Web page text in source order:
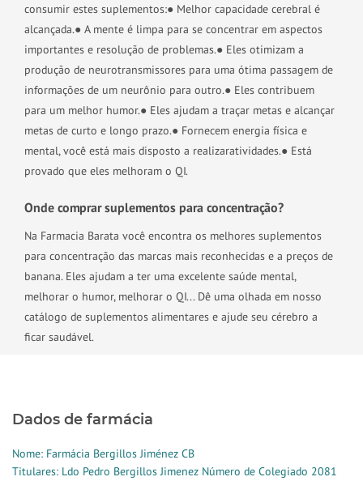
consumir estes suplementos:● Melhor capacidade cerebral é
alcançada.● A mente é limpa para se concentrar em aspectos
importantes e resolução de problemas.● Eles otimizam a
produção de neurotransmissores para uma ótima passagem de
informações de um neurônio para outro.● Eles contribuem
para um melhor humor.● Eles ajudam a traçar metas e alcançar
metas de curto e longo prazo.● Fornecem energia física e
mental, você está mais disposto a realizaratividades.● Está
provado que eles melhoram o QI.
Onde comprar suplementos para concentração?
Na Farmacia Barata você encontra os melhores suplementos
para concentração das marcas mais reconhecidas e a preços de
banana. Eles ajudam a ter uma excelente saúde mental,
melhorar o humor, melhorar o QI... Dê uma olhada em nosso
catálogo de suplementos alimentares e ajude seu cérebro a
ficar saudável.
Dados de farmácia
Nome: Farmácia Bergillos Jiménez CB
Titulares: Ldo Pedro Bergillos Jimenez Número de Colegiado 2081